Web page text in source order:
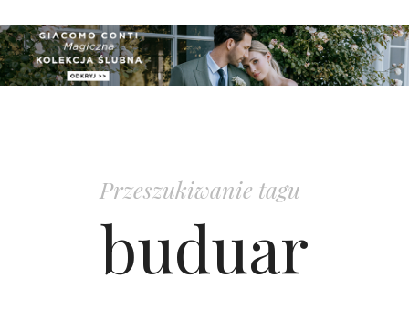
ZGŁOSZENIA
Przeszukiwanie tagu
buduar